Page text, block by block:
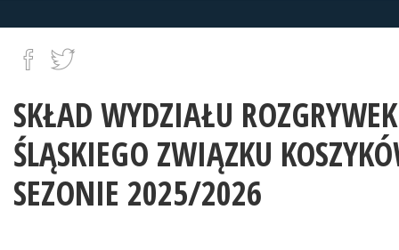
SKŁAD WYDZIAŁU ROZGRYWEK
ŚLĄSKIEGO ZWIĄZKU
SEZONIE 2025/2026